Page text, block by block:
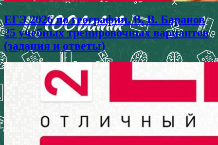
ЕГЭ 2026 по географии. В. В. Баранов
25 учебных тренировочных вариантов
(задания и ответы)